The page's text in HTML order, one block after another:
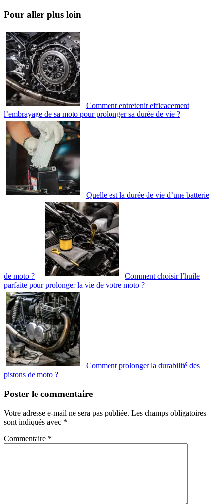
Pour aller plus loin
Comment entretenir efficacement
l’embrayage de sa moto pour prolonger sa durée de vie ?
Quelle est la durée de vie d’une batterie
de moto ?
Comment choisir l’huile
parfaite pour prolonger la vie de votre moto ?
Comment prolonger la durabilité des
pistons de moto ?
Poster le commentaire
Votre adresse e-mail ne sera pas publiée. Les champs obligatoires
sont indiqués avec *
Commentaire *